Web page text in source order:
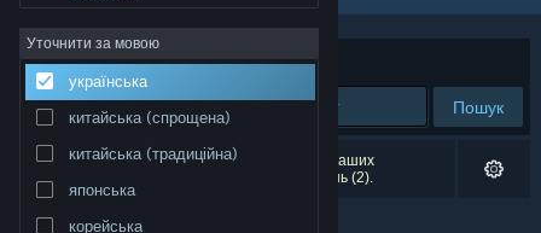
Інформація
Підтримка
Змінити мову
Уточнити за мовою
українська
китайська (спрощена)
китайська (традиційна)
японська
корейська
Упорядкувати за доречністю
Пошук
Результатів вашого пошуку: 0. Відповідно до ваших
уподобань було виключено кілька найменувань (2).